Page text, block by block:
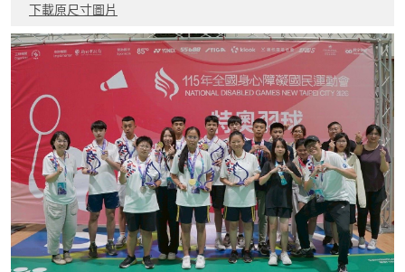
下載原尺寸圖片